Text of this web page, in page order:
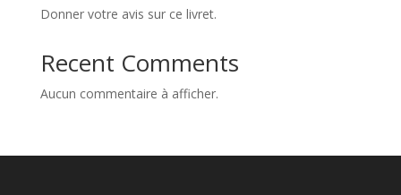
Donner votre avis sur ce livret.
Recent Comments
Aucun commentaire à afficher.